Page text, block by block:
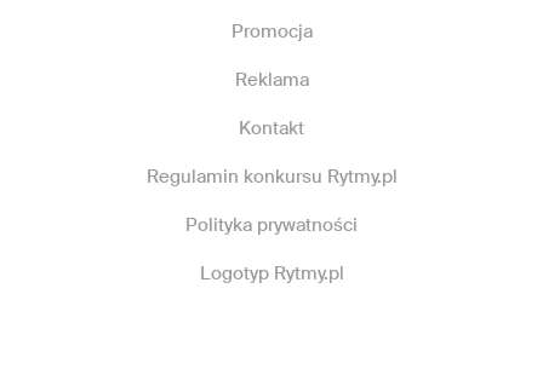
Promocja
Reklama
Kontakt
Regulamin konkursu Rytmy.pl
Polityka prywatności
Logotyp Rytmy.pl